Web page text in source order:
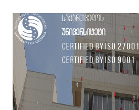
საქართველოს
უნივერსიტეტი
Certified by ISO 27001
Certified by ISO 9001